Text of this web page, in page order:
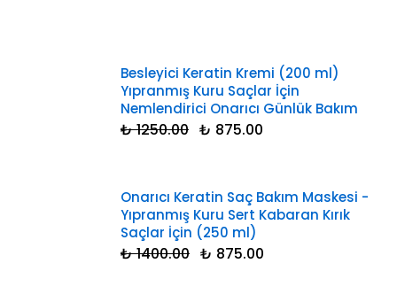
Besleyici Keratin Kremi (200 ml)
Yıpranmış Kuru Saçlar İçin
Nemlendirici Onarıcı Günlük Bakım
₺ 1250.00 ₺ 875.00
Onarıcı Keratin Saç Bakım Maskesi -
Yıpranmış Kuru Sert Kabaran Kırık
Saçlar İçin (250 ml)
₺ 1400.00 ₺ 875.00